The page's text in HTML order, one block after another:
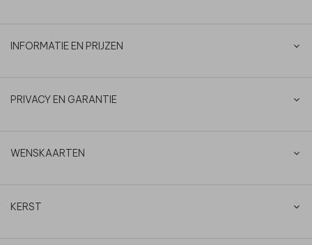
INFORMATIE EN PRIJZEN
PRIVACY EN GARANTIE
WENSKAARTEN
KERST